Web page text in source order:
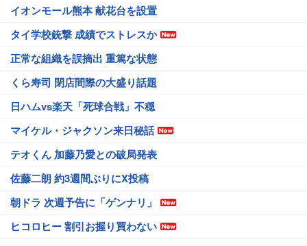
イオンモール熊本 献花台を設置
タイ学校銃撃 成績でストレスか
正常な組織を誤摘出 重篤な状態
くら寿司 閉店間際の大盛り話題
日ハムvs楽天「死球合戦」不穏
マイケル・ジャクソン来日秘話
テオくん 加藤乃愛との破局発表
佐藤二朗 約3週間ぶりにX投稿
朝ドラ 次週予告に「ゲンナリ」
ヒコロヒー 割引お握り買わない